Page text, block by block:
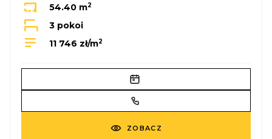
54.40 m2
3 pokoi
11 746 zł/m2
ZOBACZ